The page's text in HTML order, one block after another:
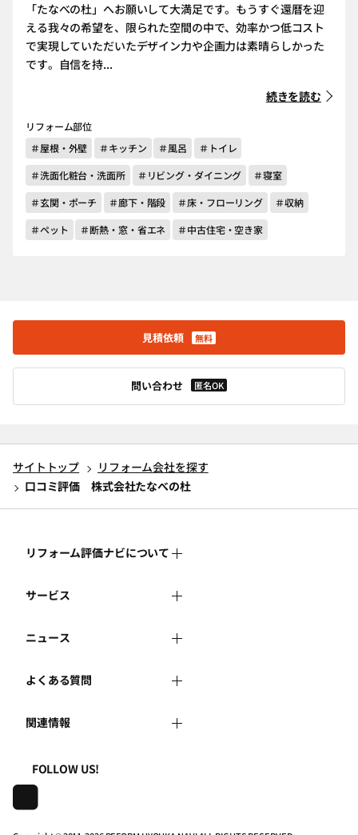
「たなべの杜」へお願いして大満足です。もうすぐ還暦を迎
える我々の希望を、限られた空間の中で、効率かつ低コスト
で実現していただいたデザイン力や企画力は素晴らしかった
です。自信を持...
続きを読む
リフォーム部位
＃屋根・外壁
＃キッチン ＃風呂
＃トイレ
＃洗面化粧台・洗面所
＃リビング・ダイニング
＃寝室
＃玄関・ポーチ
＃廊下・階段 ＃床・フローリング
＃収納
＃ペット
＃断熱・窓・省エネ ＃中古住宅・空き家
見積依頼 無料
問い合わせ 匿名OK
サイトトップ
リフォーム会社を探す
口コミ評価 株式会社たなべの杜
リフォーム評価ナビについて
リフォーム評価ナビとは
運営体制
はじめての方へ
事務局へのお問い合せ
地域の相談窓口のみなさまへ
サービス
リフォーム会社を探す
リフォーム事例を見る
リフォームを相談する
リフォームを学ぶ
ニュース
新着情報
講習会・セミナー
連携機関・企業・団体トピックス
よくある質問
よくある質問
利用規約
プライバシーポリシー
関連情報
一般財団法人住まいづくりナビセンター
株式会社日本建築住宅センター
FOLLOW US!